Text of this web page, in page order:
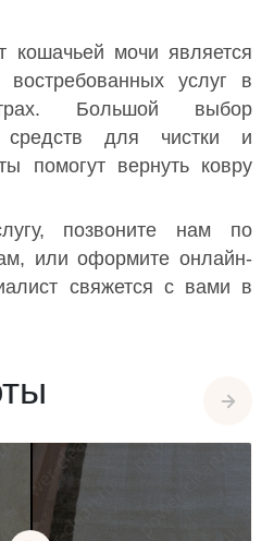
кошачьей мочи является
услуг в
Большой выбор
средств для чистки и
помогут вернуть ковру
позвоните нам по
или оформите онлайн-
свяжется с вами в